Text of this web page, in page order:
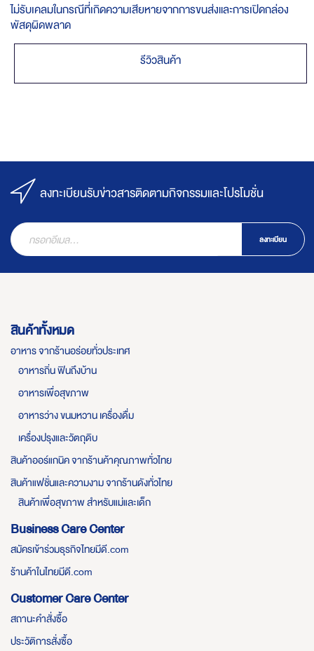
ไม่รับเคลมในกรณีที่เกิดความเสียหายจากการขนส่งและการเปิดกล่อง
พัสดุผิดพลาด
รีวิวสินค้า
ลงทะเบียนรับข่าวสารติดตามกิจกรรมและโปรโมชั่น
ลงทะเบียน
สินค้าทั้งหมด
อาหาร จากร้านอร่อยทั่วประเทศ
อาหารถิ่น ฟินถึงบ้าน
อาหารเพื่อสุขภาพ
อาหารว่าง ขนมหวาน เครื่องดื่ม
เครื่องปรุงและวัตถุดิบ
สินค้าออร์แกนิค จากร้านค้าคุณภาพทั่วไทย
สินค้าแฟชั่นและความงาม จากร้านดังทั่วไทย
สินค้าเพื่อสุขภาพ สำหรับแม่และเด็ก
Business Care Center
สมัครเข้าร่วมธุรกิจไทยมีดี.com
ร้านค้าในไทยมีดี.com
Customer Care Center
สถานะคำสั่งซื้อ
ประวัติการสั่งซื้อ